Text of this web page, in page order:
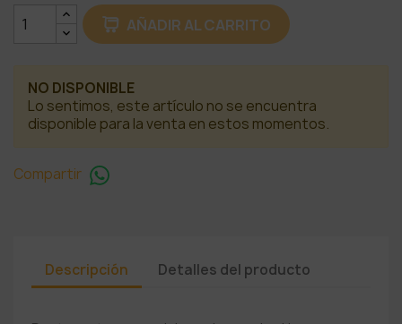
AÑADIR AL CARRITO
NO DISPONIBLE
Lo sentimos, este artículo no se encuentra
disponible para la venta en estos momentos.
Compartir
Descripción Detalles del producto